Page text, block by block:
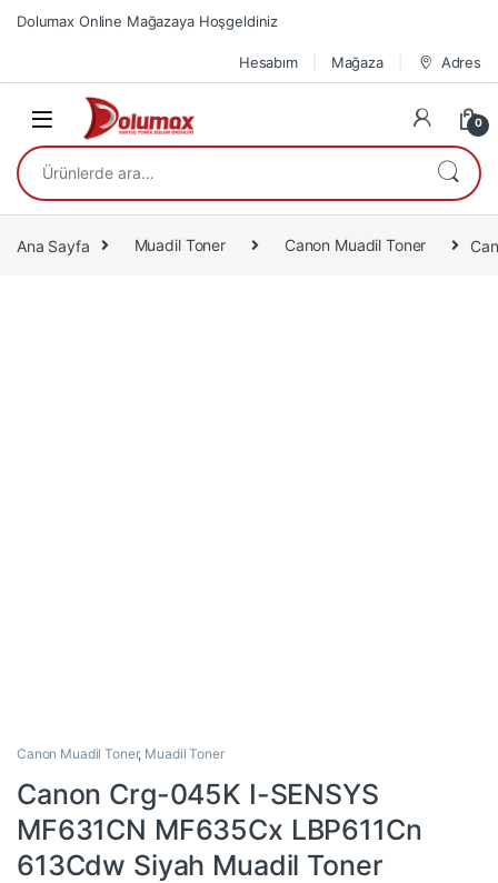
Skip to navigation
Skip to content
Dolumax Online Mağazaya Hoşgeldiniz
Hesabım Mağaza Adres
0
Ara:
Ana Sayfa Muadil Toner Canon Muadil Toner
Canon Muadil Toner, Muadil Toner
Canon Crg-045K I-SENSYS
MF631CN MF635Cx LBP611Cn
613Cdw Siyah Muadil Toner